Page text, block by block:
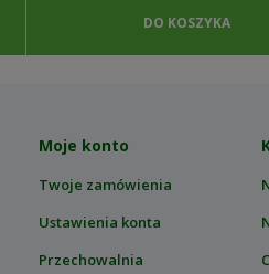
DO KOSZYKA
Moje konto
Twoje zamówienia
Ustawienia konta
Przechowalnia